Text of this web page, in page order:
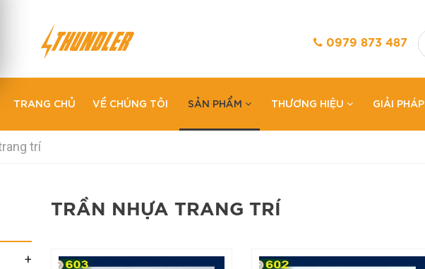
0979 873 487
TRANG CHỦ VỀ CHÚNG TÔI SẢN PHẨM THƯƠNG HIỆU GIẢI PHÁP
trí
TRẦN NHỰA TRANG TRÍ